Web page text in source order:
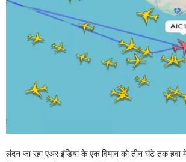
लंदन जा रहा एअर इंडिया के एक विमान को तीन घंटे तक हवा